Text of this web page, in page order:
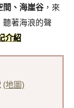
間、海崖谷 ，來
聽著海浪的聲
介紹
(地圖)